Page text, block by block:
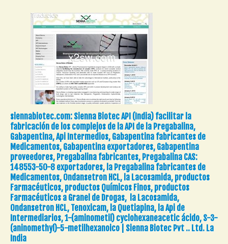
siennabiotec.com: Sienna Biotec API (India) facilitar la
fabricación de los complejos de la API de la Pregabalina,
Gabapentina, Api Intermedios, Gabapentina fabricantes de
Medicamentos, Gabapentina exportadores, Gabapentina
proveedores, Pregabalina fabricantes, Pregabalina CAS:
148553-50-8 exportadores, la Pregabalina fabricantes de
Medicamentos, Ondansetron HCL, la Lacosamida, productos
Farmacéuticos, productos Químicos Finos, productos
Farmacéuticos a Granel de Drogas, la Lacosamida,
Ondansetron HCL, Tenoxicam, la Quetiapina, la Api de
Intermediarios, 1-(aminometil) cyclohexaneacetic ácido, S-3-
(aninomethyl)-5-metilhexanoico | Sienna Biotec Pvt .. Ltd. La
India